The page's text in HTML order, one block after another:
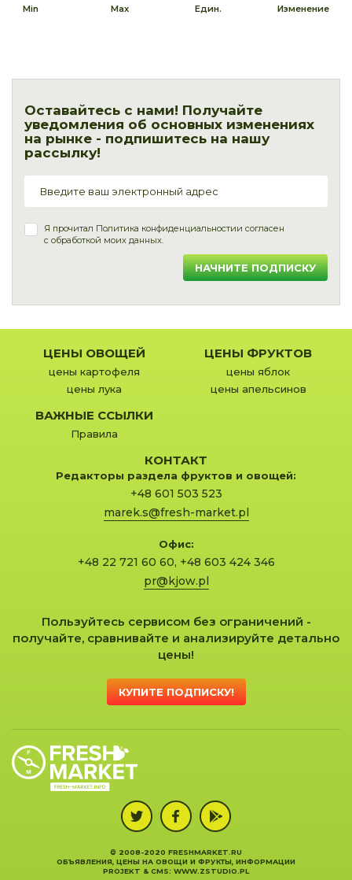
Min Max Един. Изменение
Оставайтесь с нами! Получайте
уведомления об основных изменениях
на рынке - подпишитесь на нашу
рассылку!
Я прочитал Политика конфиденциальностии согласен
с обработкой моих данных.
НАЧНИТЕ ПОДПИСКУ
ЦЕНЫ ОВОЩЕЙ
цены картофеля
цены лука
ЦЕНЫ ФРУКТОВ
цены яблок
цены апельсинов
ВАЖНЫЕ ССЫЛКИ
Правила
КОНТАКТ
Редакторы раздела фруктов и овощей:
+48 601 503 523
marek.s@fresh-market.pl
Офис:
+48 22 721 60 60, +48 603 424 346
pr@kjow.pl
Пользуйтесь сервисом без ограничений -
получайте, сравнивайте и анализируйте детально
цены!
КУПИТЕ ПОДПИСКУ!
© 2008-2020 FRESHMARKET.RU
ОБЪЯВЛЕНИЯ, ЦЕНЫ НА ОВОЩИ И ФРУКТЫ, ИНФОРМАЦИИ
PROJEKT & CMS: WWW.ZSTUDIO.PL